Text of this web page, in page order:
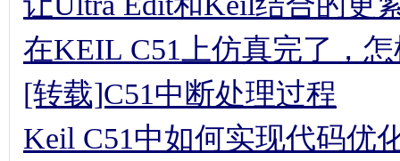
在KEIL C51上仿真完了，
[转载]C51中断处理过程
Keil C51中如何实现代码优